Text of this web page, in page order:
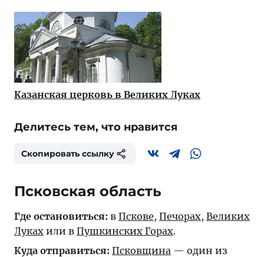
Казанская церковь в Великих Луках
Делитесь тем, что нравится
Скопировать ссылку
Псковская область
Где остановиться: в Пскове, Печорах, Великих
Луках или в Пушкинских Горах.
Куда отправиться: Псковщина — один из